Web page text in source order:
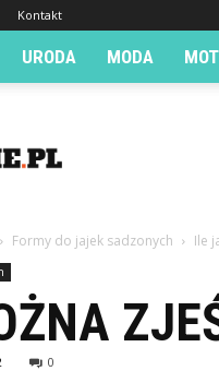
Kontakt
URODA MODA
Formy do jajek sadzonych Ile
0